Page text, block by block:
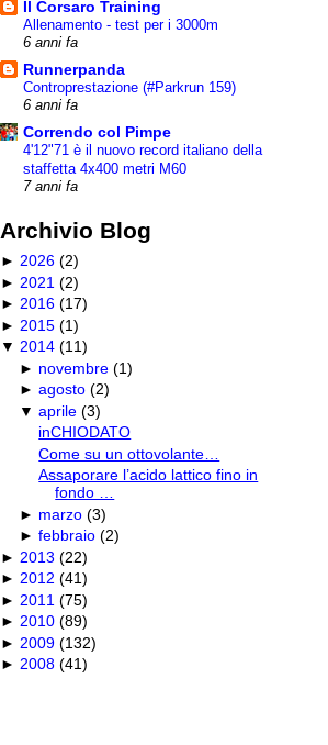
Il Corsaro Training
Allenamento - test per i 3000m
6 anni fa
Runnerpanda
Controprestazione (#Parkrun 159)
6 anni fa
Correndo col Pimpe
4'12"71 è il nuovo record italiano della
staffetta 4x400 metri M60
7 anni fa
Archivio Blog
► 2026 (2)
► 2021 (2)
► 2016 (17)
► 2015 (1)
▼ 2014 (11)
► novembre (1)
►agosto (2)
▼aprile (3)
inCHIODATO
Come su un ottovolante…
Assaporare l’acido lattico fino in
fondo …
► marzo (3)
►febbraio (2)
► 2013 (22)
► 2012 (41)
► 2011 (75)
► 2010 (89)
► 2009 (132)
► 2008 (41)